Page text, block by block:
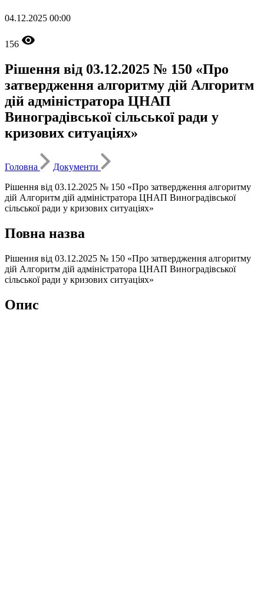
04.12.2025 00:00
156
Рішення від 03.12.2025 № 150 «Про
затвердження алгоритму дій Алгоритм
дій адміністратора ЦНАП
Виноградівської сільської ради у
кризових ситуаціях»
Головна
Документи
Рішення від 03.12.2025 № 150 «Про затвердження алгоритму
дій Алгоритм дій адміністратора ЦНАП Виноградівської
сільської ради у кризових ситуаціях»
Повна назва
Рішення від 03.12.2025 № 150 «Про затвердження алгоритму
дій Алгоритм дій адміністратора ЦНАП Виноградівської
сільської ради у кризових ситуаціях»
Опис